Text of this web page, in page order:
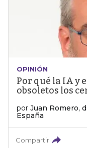
OPINIÓN
Por qué la IA y
obsoletos los
por Juan Romero,
España
Compartir